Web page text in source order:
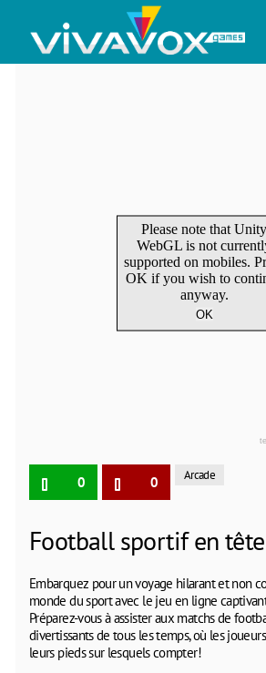
0 0 Arcade
Football sportif en tête
Embarquez pour un voyage hilarant et non
monde du sport avec le jeu en ligne
Préparez-vous à assister aux matchs de
divertissants de tous les temps, où les
leurs pieds sur lesquels compter!